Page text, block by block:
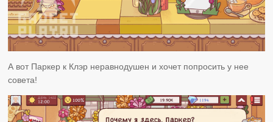
А вот Паркер к Клэр неравнодушен и хочет попросить у нее
совета!